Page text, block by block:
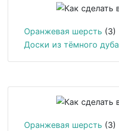
Оранжевая шерсть (3)
Доски из тёмного дуба
Оранжевая шерсть (3)